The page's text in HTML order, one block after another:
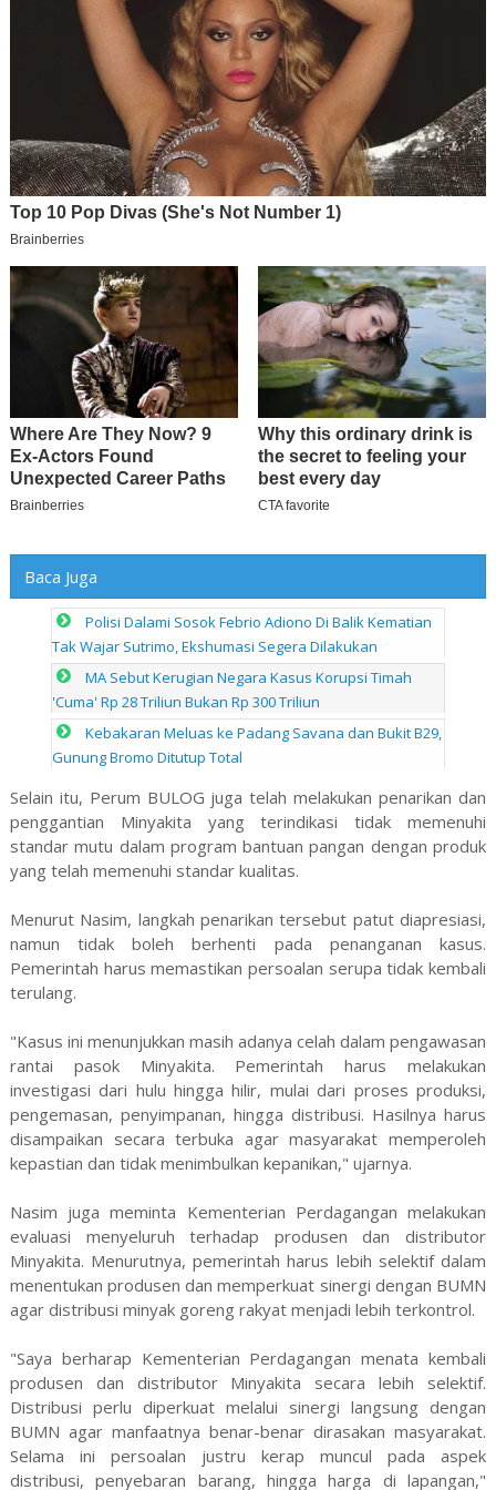
Baca Juga
Polisi Dalami Sosok Febrio Adiono Di Balik Kematian
Tak Wajar Sutrimo, Ekshumasi Segera Dilakukan
MA Sebut Kerugian Negara Kasus Korupsi Timah
'Cuma' Rp 28 Triliun Bukan Rp 300 Triliun
Kebakaran Meluas ke Padang Savana dan Bukit B29,
Gunung Bromo Ditutup Total
Selain itu, Perum BULOG juga telah melakukan penarikan dan
penggantian Minyakita yang terindikasi tidak memenuhi
standar mutu dalam program bantuan pangan dengan produk
yang telah memenuhi standar kualitas.
Menurut Nasim, langkah penarikan tersebut patut diapresiasi,
namun tidak boleh berhenti pada penanganan kasus.
Pemerintah harus memastikan persoalan serupa tidak kembali
terulang.
"Kasus ini menunjukkan masih adanya celah dalam pengawasan
rantai pasok Minyakita. Pemerintah harus melakukan
investigasi dari hulu hingga hilir, mulai dari proses produksi,
pengemasan, penyimpanan, hingga distribusi. Hasilnya harus
disampaikan secara terbuka agar masyarakat memperoleh
kepastian dan tidak menimbulkan kepanikan," ujarnya.
Nasim juga meminta Kementerian Perdagangan melakukan
evaluasi menyeluruh terhadap produsen dan distributor
Minyakita. Menurutnya, pemerintah harus lebih selektif dalam
menentukan produsen dan memperkuat sinergi dengan BUMN
agar distribusi minyak goreng rakyat menjadi lebih terkontrol.
"Saya berharap Kementerian Perdagangan menata kembali
produsen dan distributor Minyakita secara lebih selektif.
Distribusi perlu diperkuat melalui sinergi langsung dengan
BUMN agar manfaatnya benar-benar dirasakan masyarakat.
Selama ini persoalan justru kerap muncul pada aspek
distribusi, penyebaran barang, hingga harga di lapangan,"